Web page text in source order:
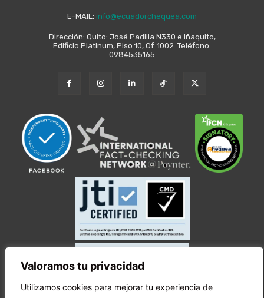
Valoramos tu privacidad
Utilizamos cookies para mejorar tu experiencia de
E-MAIL: info@ecuadorchequea.com
Dirección: Quito: José Padilla N330 e Iñaquito,
Edificio Platinum, Piso 10, Of. 1002. Teléfono:
0984535165